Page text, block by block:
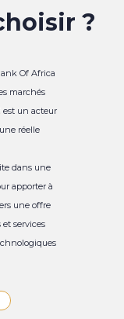
?
Of Africa
marchés
est un acteur
réelle
dans une
apporter à
une offre
services